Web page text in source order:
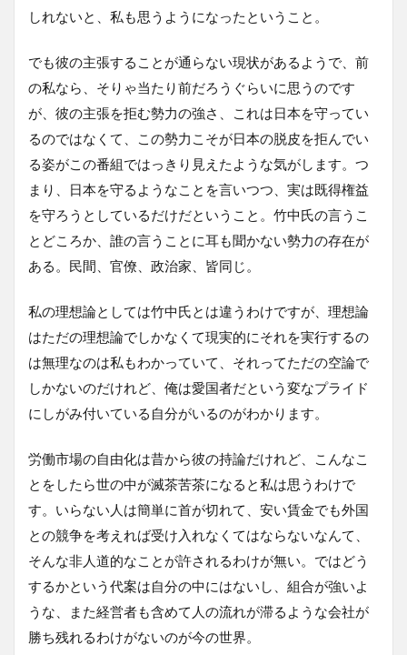
しれないと、私も思うようになったということ。
でも彼の主張することが通らない現状があるようで、前
の私なら、そりゃ当たり前だろうぐらいに思うのです
が、彼の主張を拒む勢力の強さ、これは日本を守ってい
るのではなくて、この勢力こそが日本の脱皮を拒んでい
る姿がこの番組ではっきり見えたような気がします。つ
まり、日本を守るようなことを言いつつ、実は既得権益
を守ろうとしているだけだということ。竹中氏の言うこ
とどころか、誰の言うことに耳も聞かない勢力の存在が
ある。民間、官僚、政治家、皆同じ。
私の理想論としては竹中氏とは違うわけですが、理想論
はただの理想論でしかなくて現実的にそれを実行するの
は無理なのは私もわかっていて、それってただの空論で
しかないのだけれど、俺は愛国者だという変なプライド
にしがみ付いている自分がいるのがわかります。
労働市場の自由化は昔から彼の持論だけれど、こんなこ
とをしたら世の中が滅茶苦茶になると私は思うわけで
す。いらない人は簡単に首が切れて、安い賃金でも外国
との競争を考えれば受け入れなくてはならないなんて、
そんな非人道的なことが許されるわけが無い。ではどう
するかという代案は自分の中にはないし、組合が強いよ
うな、また経営者も含めて人の流れが滞るような会社が
勝ち残れるわけがないのが今の世界。